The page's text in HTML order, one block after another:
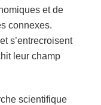
et de
connexes.
s’entrecroisent
leur champ
scientifique